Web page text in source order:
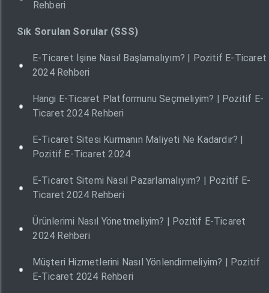
Rehberi
Sık Sorulan Sorular (SSS)
E-Ticaret İşine Nasıl Başlamalıyım? | Pozitif E-Ticaret
2024 Rehberi
Hangi E-Ticaret Platformunu Seçmeliyim? | Pozitif E-
Ticaret 2024 Rehberi
E-Ticaret Sitesi Kurmanın Maliyeti Ne Kadardır? |
Pozitif E-Ticaret 2024
E-Ticaret Sitemi Nasıl Pazarlamalıyım? | Pozitif E-
Ticaret 2024 Rehberi
Ürünlerimi Nasıl Yönetmeliyim? | Pozitif E-Ticaret
2024 Rehberi
Müşteri Hizmetlerini Nasıl Yönlendirmeliyim? | Pozitif
E-Ticaret 2024 Rehberi